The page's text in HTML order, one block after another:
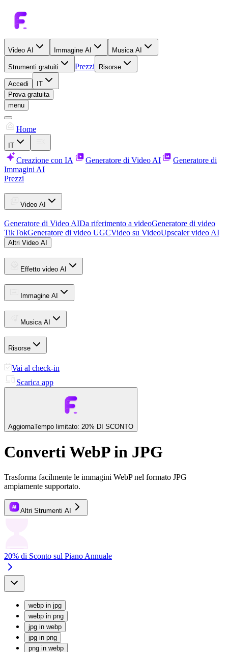
Video AI Immagine AI Musica AI
Strumenti gratuiti Prezzi Risorse
Accedi
IT
Prova gratuita
menu
Home
IT
Creazione con IA Generatore di Video AI
Generatore di
Immagini AI
Prezzi
Video AI
Generatore di Video AIDa riferimento a videoGeneratore di video
TikTokGeneratore di video UGCVideo su VideoUpscaler video AI
Altri Video AI
Effetto video AI
Immagine AI
Musica AI
Risorse
Vai al check-in
Scarica app
AggiornaTempo limitato: 20% DI SCONTO
Converti WebP in JPG
Trasforma facilmente le immagini WebP nel formato JPG
ampiamente supportato.
Altri Strumenti AI
20% di Sconto sul Piano Annuale
webp in jpg
webp in png
jpg in webp
jpg in png
png in webp